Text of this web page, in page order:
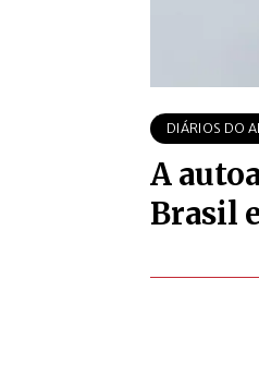
DIÁRIOS DO
A
Brasil